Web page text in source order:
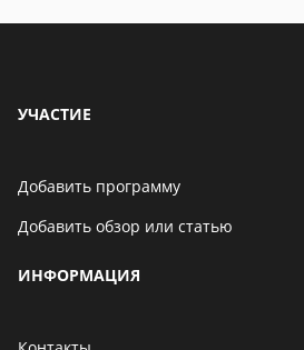
УЧАСТИЕ
Добавить программу
Добавить обзор или статью
ИНФОРМАЦИЯ